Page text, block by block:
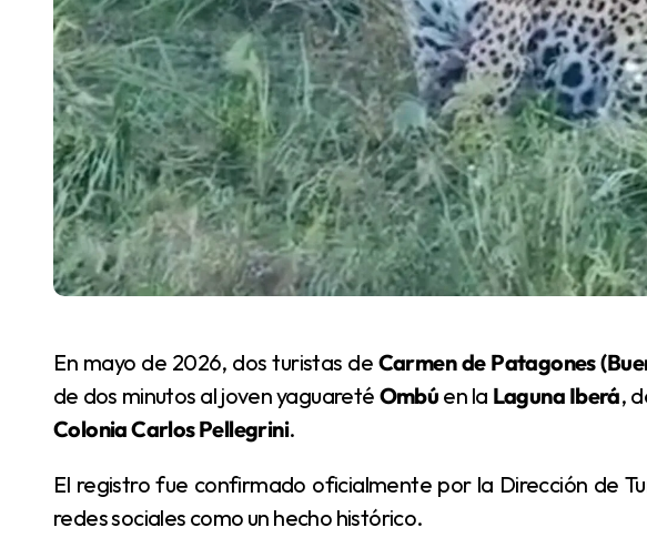
En mayo de 2026, dos turistas de Carmen de Patagones
de dos minutos al joven yaguareté Ombú en la Laguna Iberá,
Colonia Carlos Pellegrini.
El registro fue confirmado oficialmente por la Dirección de Turismo del municipio y difundido en
redes sociales como un hecho histórico.